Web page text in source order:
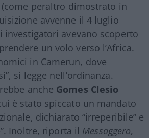
peraltro dimostrato in
avvenne il 4 luglio
investigatori avevano scoperto
un volo verso l’Africa.
in Camerun, dove
si legge nell’ordinanza.
anche Gomes Clesio
è stato spiccato un mandato
dichiarato “irreperibile” e
Inoltre, riporta il Messaggero,